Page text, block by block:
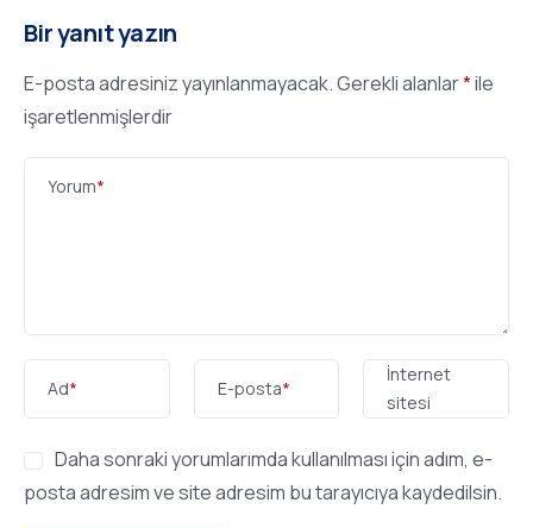
Bir yanıt yazın
E-posta adresiniz yayınlanmayacak.Gerekli alanlar*ile
işaretlenmişlerdir
Yorum*
Ad* E-posta*
İnternet
sitesi
Daha sonraki yorumlarımda kullanılması için adım, e-
posta adresim ve site adresim bu tarayıcıya kaydedilsin.